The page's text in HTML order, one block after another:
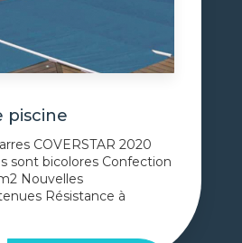
piscine
COVERSTAR 2020
sont bicolores Confection
Nouvelles
Résistance à